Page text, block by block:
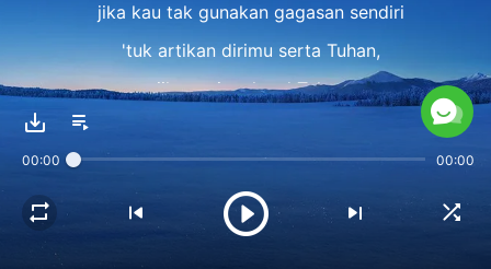
jika kau tak gunakan gagasan sendiri
'tuk artikan dirimu serta Tuhan,
jika cari maksud Tuhan
dan mengerti sikap-Nya atas umat manusia,
jika p'nuhi standar-Nya 'tuk memuaskan-Nya,
itu sangat baik,
dan menunjukkan kau memulai s'buah perjalanan
00:00 00:00